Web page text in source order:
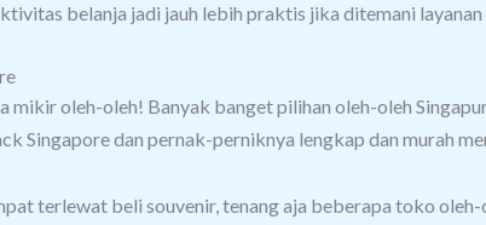
belanja jadi jauh lebih praktis jika ditemani
mikir oleh-oleh! Banyak banget pilihan oleh-oleh
Singapore dan pernak-perniknya lengkap dan murah
terlewat beli souvenir, tenang aja beberapa toko